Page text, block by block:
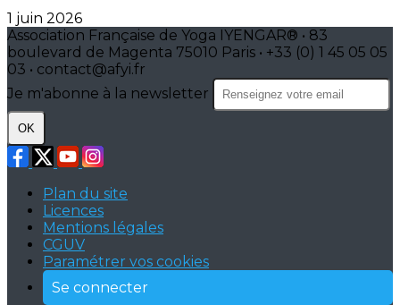
1 juin 2026
Association Française de Yoga IYENGAR® • 83
boulevard de Magenta 75010 Paris • +33 (0) 1 45 05 05
03 • contact@afyi.fr
Je m'abonne à la newsletter
OK
Plan du site
Licences
Mentions légales
CGUV
Paramétrer vos cookies
Se connecter